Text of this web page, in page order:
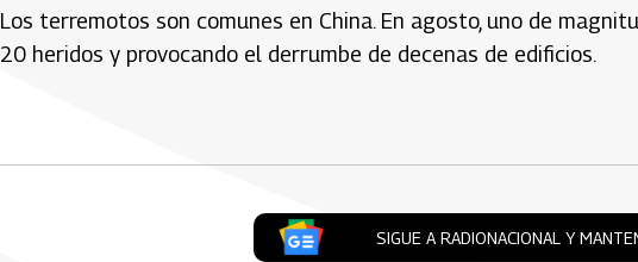
Los terremotos son comunes en China. En agosto, uno de
20 heridos y provocando el derrumbe de decenas de edificios.
SIGUE A RADIONACIONAL Y